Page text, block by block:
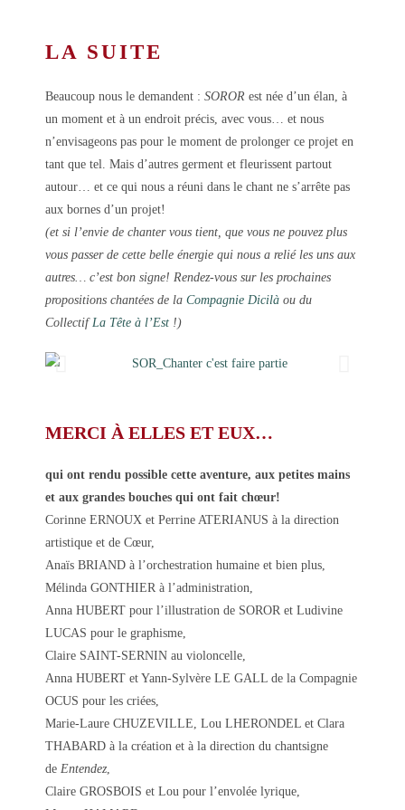
LA SUITE
Beaucoup nous le demandent : SOROR est née d’un élan, à
un moment et à un endroit précis, avec vous… et nous
n’envisageons pas pour le moment de prolonger ce projet en
tant que tel. Mais d’autres germent et fleurissent partout
autour… et ce qui nous a réuni dans le chant ne s’arrête pas
aux bornes d’un projet!
(et si l’envie de chanter vous tient, que vous ne pouvez plus
vous passer de cette belle énergie qui nous a relié les uns aux
autres… c’est bon signe! Rendez-vous sur les prochaines
propositions chantées de la Compagnie Dicilà ou du
CollectifLa Tête à l’Est !)
MERCI À ELLES ET EUX…
qui ont rendu possible cette aventure, aux petites mains
et aux grandes bouches qui ont fait chœur!
Corinne ERNOUX et Perrine ATERIANUS à la direction
artistique et de Cœur,
Anaïs BRIAND à l’orchestration humaine et bien plus,
Mélinda GONTHIER à l’administration,
Anna HUBERT pour l’illustration de SOROR et Ludivine
LUCAS pour le graphisme,
Claire SAINT-SERNIN au violoncelle,
Anna HUBERT et Yann-Sylvère LE GALL de la Compagnie
OCUS pour les criées,
Marie-Laure CHUZEVILLE, Lou LHERONDEL et Clara
THABARD à la création et à la direction du chantsigne
de Entendez,
Claire GROSBOIS et Lou pour l’envolée lyrique,